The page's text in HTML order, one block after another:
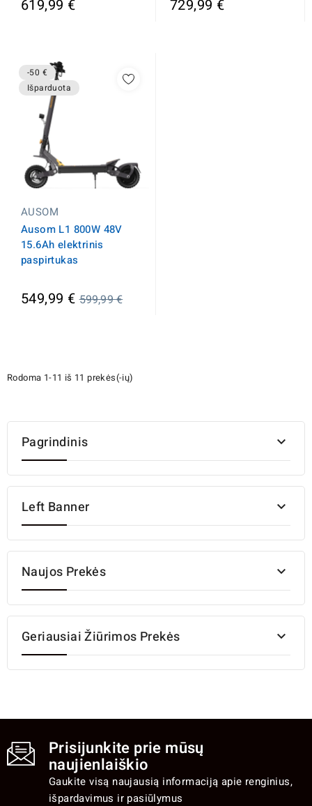
619,99 € 729,99 €
-50 €
Išparduota
AUSOM
Ausom L1 800W 48V
15.6Ah elektrinis
paspirtukas
549,99 €Įprasta
599,99 €
Rodoma 1-11 iš 11 prekės(-ių)
Pagrindinis 
Left Banner 
Naujos Prekės 
Geriausiai Žiūrimos Prekės 
Prisijunkite prie mūsų
naujienlaiškio
Gaukite visą naujausią informaciją apie renginius,
išpardavimus ir pasiūlymus